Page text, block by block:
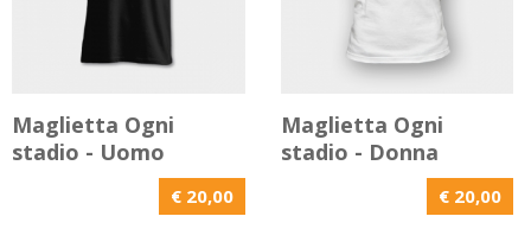
Maglietta Ogni
stadio - Uomo
€ 20,00
Maglietta Ogni
stadio - Donna
€ 20,00